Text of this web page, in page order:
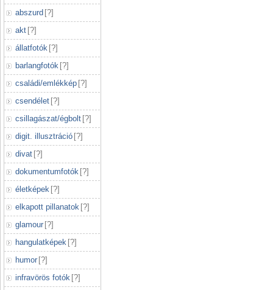
abszurd [?]
akt [?]
állatfotók [?]
barlangfotók [?]
családi/emlékkép [?]
csendélet [?]
csillagászat/égbolt [?]
digit. illusztráció [?]
divat [?]
dokumentumfotók [?]
életképek [?]
elkapott pillanatok [?]
glamour [?]
hangulatképek [?]
humor [?]
infravörös fotók [?]